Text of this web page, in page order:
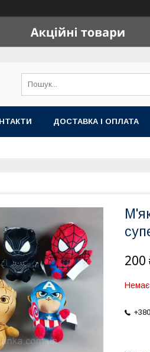
ДОСТАВКА І ОПЛАТА
200
Немає